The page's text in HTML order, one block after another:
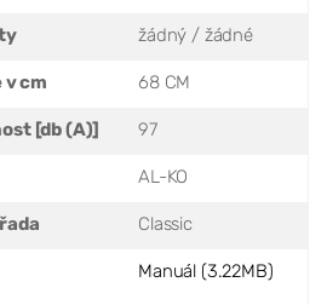
žádný / žádné
v cm 68 CM
[db (A)] 97
AL-KO
Classic
Manuál (3.22MB)